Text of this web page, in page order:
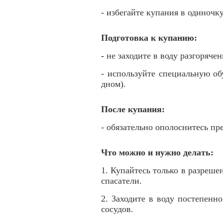
- избегайте купания в
Подготовка к купанию:
- не заходите в воду
- используйте специальную
дном).
После купания:
- обязательно ополоснитесь
Что можно и нужно делать:
1. Купайтесь только в
спасатели.
2. Заходите в воду
сосудов.